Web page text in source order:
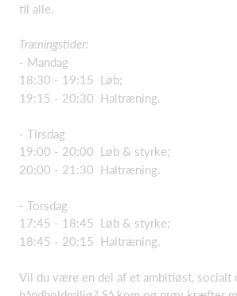
til alle.
Træningstider:
- Mandag
18:30 - 19:15 Løb;
19:15 - 20:30 Haltræning.
- Tirsdag
19:00 - 20:00 Løb & styrke;
20:00 - 21:30 Haltræning.
- Torsdag
17:45 - 18:45 Løb & styrke;
18:45 - 20:15 Haltræning.
Vil du være en del af et ambitiøst, socialt